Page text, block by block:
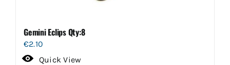
Gemini Eclips Qty:8
€2.10
Quick View